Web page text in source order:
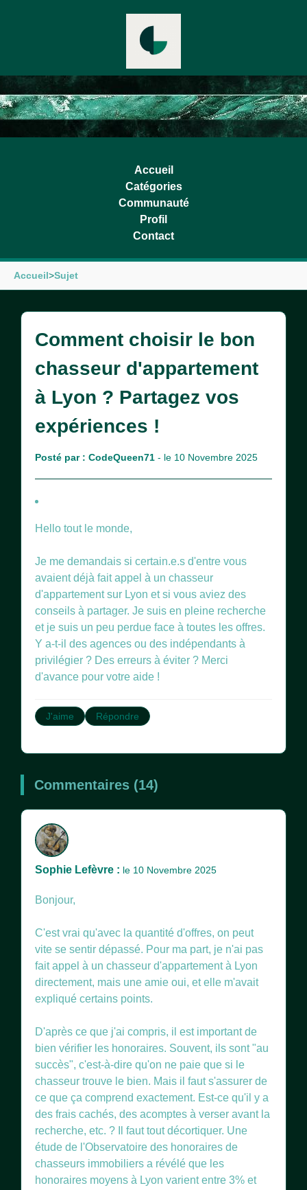
Accueil
Catégories
Communauté
Profil
Contact
Accueil>Sujet
Comment choisir le bon
chasseur d'appartement
à Lyon ? Partagez vos
expériences !
Posté par : CodeQueen71 - le 10 Novembre 2025
Hello tout le monde,
Je me demandais si certain.e.s d'entre vous
avaient déjà fait appel à un chasseur
d'appartement sur Lyon et si vous aviez des
conseils à partager. Je suis en pleine recherche
et je suis un peu perdue face à toutes les offres.
Y a-t-il des agences ou des indépendants à
privilégier ? Des erreurs à éviter ? Merci
d'avance pour votre aide !
J'aime Répondre
Commentaires (14)
Sophie Lefèvre : le 10 Novembre 2025
Bonjour,
C'est vrai qu'avec la quantité d'offres, on peut
vite se sentir dépassé. Pour ma part, je n'ai pas
fait appel à un chasseur d'appartement à Lyon
directement, mais une amie oui, et elle m'avait
expliqué certains points.
D'après ce que j'ai compris, il est important de
bien vérifier les honoraires. Souvent, ils sont "au
succès", c'est-à-dire qu'on ne paie que si le
chasseur trouve le bien. Mais il faut s'assurer de
ce que ça comprend exactement. Est-ce qu'il y a
des frais cachés, des acomptes à verser avant la
recherche, etc. ? Il faut tout décortiquer. Une
étude de l'Observatoire des honoraires de
chasseurs immobiliers a révélé que les
honoraires moyens à Lyon varient entre 3% et